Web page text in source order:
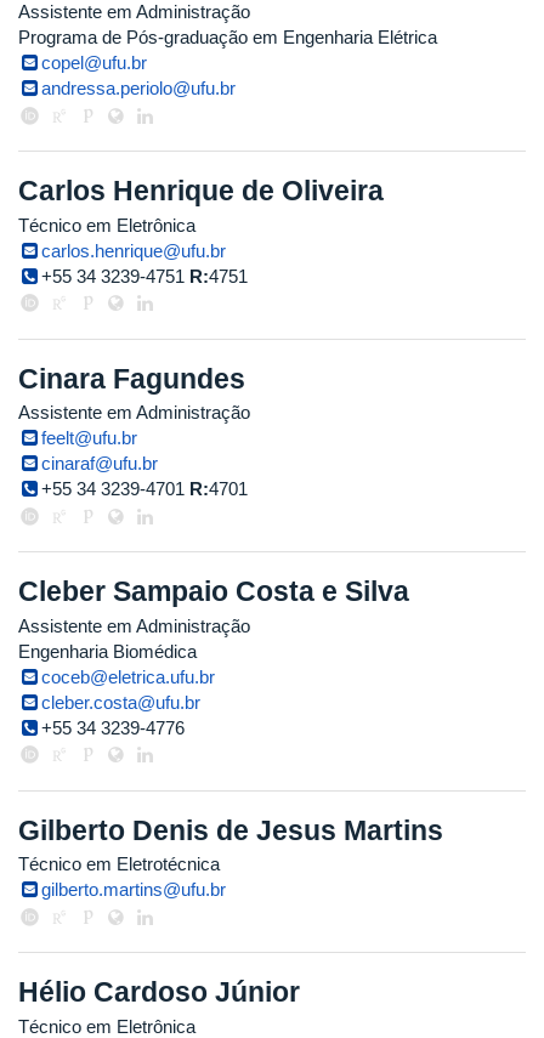
Assistente em Administração
Programa de Pós-graduação em Engenharia Elétrica
copel@ufu.br
andressa.periolo@ufu.br
Carlos Henrique de Oliveira
Técnico em Eletrônica
carlos.henrique@ufu.br
+55 34 3239-4751 R:4751
Cinara Fagundes
Assistente em Administração
feelt@ufu.br
cinaraf@ufu.br
+55 34 3239-4701 R:4701
Cleber Sampaio Costa e Silva
Assistente em Administração
Engenharia Biomédica
coceb@eletrica.ufu.br
cleber.costa@ufu.br
+55 34 3239-4776
Gilberto Denis de Jesus Martins
Técnico em Eletrotécnica
gilberto.martins@ufu.br
Hélio Cardoso Júnior
Técnico em Eletrônica